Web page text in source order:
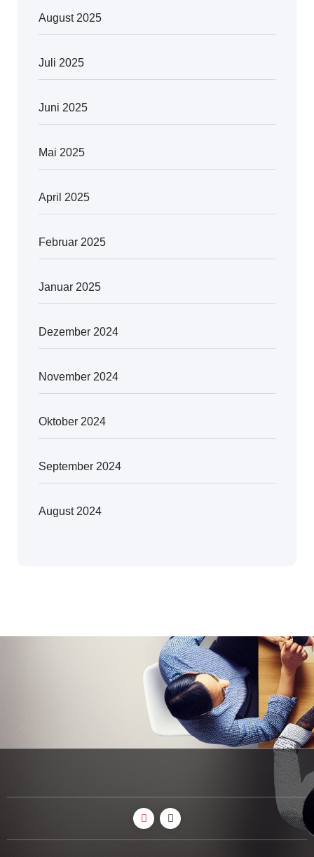
August 2025
Juli 2025
Juni 2025
Mai 2025
April 2025
Februar 2025
Januar 2025
Dezember 2024
November 2024
Oktober 2024
September 2024
August 2024